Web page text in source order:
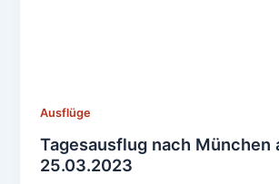
Ausflüge
Tagesausflug nach München
25.03.2023